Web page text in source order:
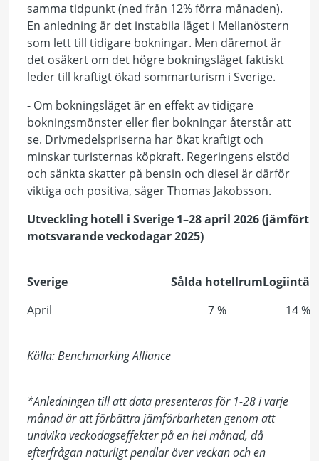
samma tidpunkt (ned från 12% förra månaden).
En anledning är det instabila läget i Mellanöstern
som lett till tidigare bokningar. Men däremot är
det osäkert om det högre bokningsläget faktiskt
leder till kraftigt ökad sommarturism i Sverige.
- Om bokningsläget är en effekt av tidigare
bokningsmönster eller fler bokningar återstår att
se. Drivmedelspriserna har ökat kraftigt och
minskar turisternas köpkraft. Regeringens elstöd
och sänkta skatter på bensin och diesel är därför
viktiga och positiva, säger Thomas Jakobsson.
Utveckling hotell i Sverige 1–28 april 2026 (jämfört
motsvarande veckodagar 2025)
Sverige Sålda hotellrum
April
7 % 14 %
Källa: Benchmarking Alliance
*Anledningen till att data presenteras för 1-28 i varje
månad är att förbättra jämförbarheten genom att
undvika veckodagseffekter på en hel månad, då
efterfrågan naturligt pendlar över veckan och en